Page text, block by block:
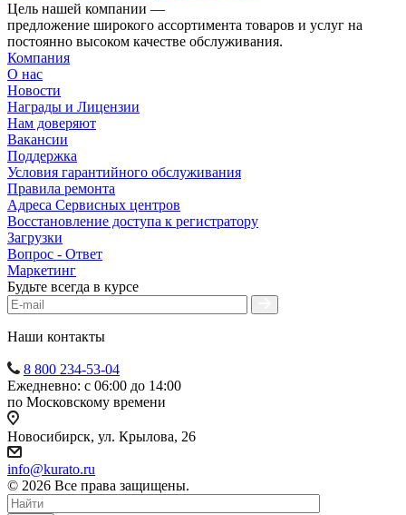
Цель нашей компании —
предложение широкого ассортимента товаров и услуг на
постоянно высоком качестве обслуживания.
Компания
О нас
Новости
Награды и Лицензии
Нам доверяют
Вакансии
Поддержка
Условия гарантийного обслуживания
Правила ремонта
Адреса Сервисных центров
Восстановление доступа к регистратору
Загрузки
Вопрос - Ответ
Маркетинг
Будьте всегда в курсе
Наши контакты
8 800 234-53-04
Ежедневно: с 06:00 до 14:00
по Московскому времени
Новосибирск, ул. Крылова, 26
info@kurato.ru
© 2026 Все права защищены.